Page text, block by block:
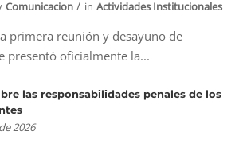
Comunicacion in Actividades Institucionales
primera reunión y desayuno de
presentó oficialmente la...
las responsabilidades penales de los
2026